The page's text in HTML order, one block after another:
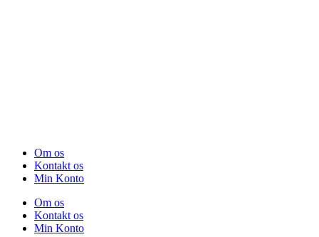
Om os
Kontakt os
Min Konto
Om os
Kontakt os
Min Konto